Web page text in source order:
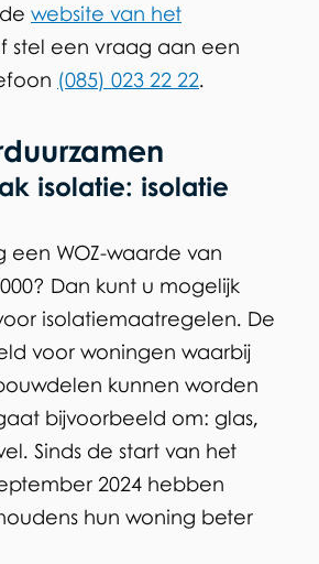
website van het
stel een vraag aan een
(085) 023 22 22.
isolatie: isolatie
een WOZ-waarde van
Dan kunt u mogelijk
isolatiemaatregelen. De
voor woningen waarbij
kunnen worden
bijvoorbeeld om: glas,
Sinds de start van het
2024 hebben
hun woning beter